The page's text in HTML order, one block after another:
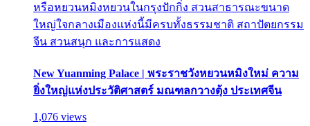
หรือหยวนหมิงหยวนในกรุงปักกิ่ง สวนสาธารณะขนาด
ใหญ่ใจกลางเมืองแห่งนี้มีครบทั้งธรรมชาติ สถาปัตยกรรม
จีน สวนสนุก และการแสดง
New Yuanming Palace | พระราชวังหยวนหมิงใหม่ ความ
ยิ่งใหญ่แห่งประวัติศาสตร์ มณฑลกวางตุ้ง ประเทศจีน
1,076 views